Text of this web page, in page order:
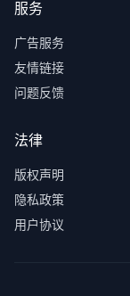
服务
广告服务
友情链接
问题反馈
法律
版权声明
隐私政策
用户协议